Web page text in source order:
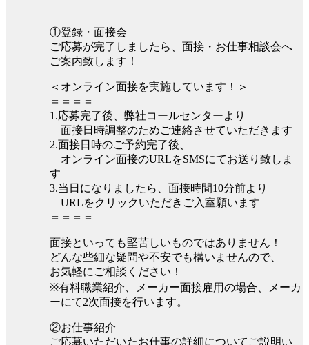
①登録・面接会
ご応募が完了しましたら、面接・お仕事相談会へ
ご案内致します！
＜オンライン面接を実施しています！＞
＝＝＝＝
1.応募完了後、弊社コールセンターより
面接日時調整のためご連絡させていただきます
2.面接日時のご予約完了後、
オンライン面接のURLをSMSにてお送り致しま
す
3.当日になりましたら、面接時間10分前より
URLをクリックいただきご入室願います
＝＝＝＝
面接といっても堅苦しいものではありません！
どんな些細な疑問や不安でも構いませんので、
お気軽にご相談ください！
※有料職業紹介、メーカー面接雇用の場合、メーカ
ーにて2次面接を行います。
②お仕事紹介
ご応募いただいたお仕事の詳細についてご説明い